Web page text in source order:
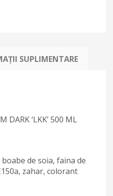
SUPLIMENTARE
DARK ‘LKK’ 500 ML
de soia, faina de
zahar, colorant